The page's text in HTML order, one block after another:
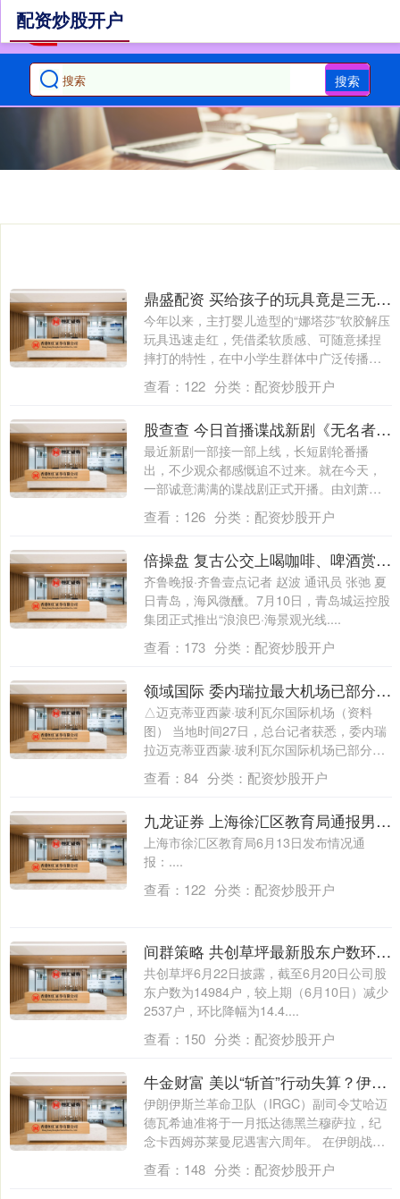
搜索
配资炒股开户
鼎盛配资 买给孩子的玩具竟是三无？揭秘“娜塔莎”娃娃线上售卖套路
今年以来，主打婴儿造型的“娜塔莎”软胶解压
玩具迅速走红，凭借柔软质感、可随意揉捏
摔打的特性，在中小学生群体中广泛传播、
热....
查看： 122 分类： 配资炒股开户
股查查 今日首播谍战新剧《无名者之光》致敬隐蔽战线默默无闻的无名英雄
最近新剧一部接一部上线，长短剧轮番播
出，不少观众都感慨追不过来。就在今天，
一部诚意满满的谍战剧正式开播。由刘萧旭
出演男主....
查看： 126 分类： 配资炒股开户
倍操盘 复古公交上喝咖啡、啤酒赏海景，浪浪巴开启“移动看海”新范式
齐鲁晚报·齐鲁壹点记者 赵波 通讯员 张弛 夏
日青岛，海风微醺。7月10日，青岛城运控股
集团正式推出“浪浪巴·海景观光线....
查看： 173 分类： 配资炒股开户
领域国际 委内瑞拉最大机场已部分恢复运营
△迈克蒂亚西蒙·玻利瓦尔国际机场（资料
图） 当地时间27日，总台记者获悉，委内瑞
拉迈克蒂亚西蒙·玻利瓦尔国际机场已部分
恢....
查看： 84 分类： 配资炒股开户
九龙证券 上海徐汇区教育局通报男幼师离世，回应网传三大疑问
上海市徐汇区教育局6月13日发布情况通
报：....
查看： 122 分类： 配资炒股开户
间群策略 共创草坪最新股东户数环比下降14.48%
共创草坪6月22日披露，截至6月20日公司股
东户数为14984户，较上期（6月10日）减少
2537户，环比降幅为14.4....
查看： 150 分类： 配资炒股开户
牛金财富 美以“斩首”行动失算？伊朗新任总司令曝光：背景更强硬、手段更激进
伊朗伊斯兰革命卫队（IRGC）副司令艾哈迈
德瓦希迪准将于一月抵达德黑兰穆萨拉，纪
念卡西姆苏莱曼尼遇害六周年。 在伊朗战
争....
查看： 148 分类： 配资炒股开户